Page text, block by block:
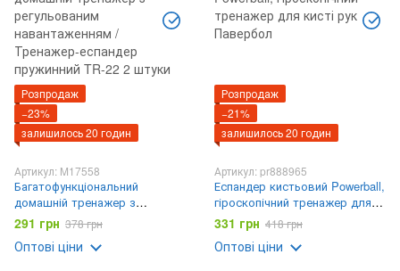
Розпродаж
−23%
залишилось 20 годин
Артикул: M17558
Багатофункціональний
домашній тренажер з
регульованим навантаженням
/ Тренажер-еспандер
пружинний TR-22 2 штуки
291 грн 378 грн
Оптові ціни
Розпродаж
−21%
залишилось 20 годин
Артикул: pr888965
Еспандер кистьовий Powerball,
гіроскопічний тренажер для
кисті рук Павербол
331 грн 418 грн
Оптові ціни